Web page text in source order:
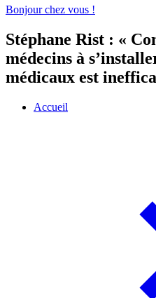
Bonjour chez vous !
Stéphane Rist : «
médecins à
médicaux est
Accueil